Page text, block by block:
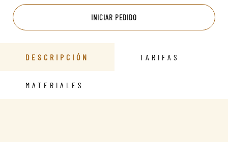
INICIAR PEDIDO
DESCRIPCIÓN TARIFAS
MATERIALES